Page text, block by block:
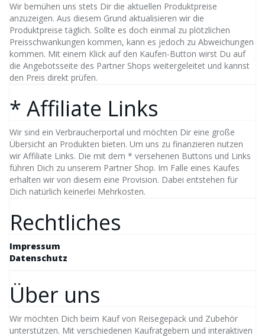
Wir bemühen uns stets Dir die aktuellen Produktpreise
anzuzeigen. Aus diesem Grund aktualisieren wir die
Produktpreise täglich. Sollte es doch einmal zu plötzlichen
Preisschwankungen kommen, kann es jedoch zu Abweichungen
kommen. Mit einem Klick auf den Kaufen-Button wirst Du auf
die Angebotsseite des Partner Shops weitergeleitet und kannst
den Preis direkt prüfen.
* Affiliate Links
Wir sind ein Verbraucherportal und möchten Dir eine große
Übersicht an Produkten bieten. Um uns zu finanzieren nutzen
wir Affiliate Links. Die mit dem * versehenen Buttons und Links
führen Dich zu unserem Partner Shop. Im Falle eines Kaufes
erhalten wir von diesem eine Provision. Dabei entstehen für
Dich natürlich keinerlei Mehrkosten.
Rechtliches
Impressum
Datenschutz
Über uns
Wir möchten Dich beim Kauf von Reisegepäck und Zubehör
unterstützen. Mit verschiedenen Kaufratgebern und interaktiven